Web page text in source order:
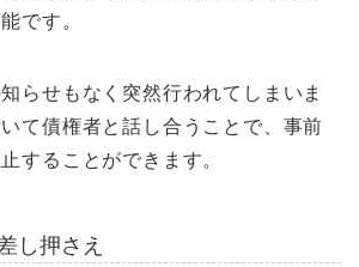
です。
らせもなく突然行われてしまいま
て債権者と話し合うことで、事前
することができます。
し押さえ